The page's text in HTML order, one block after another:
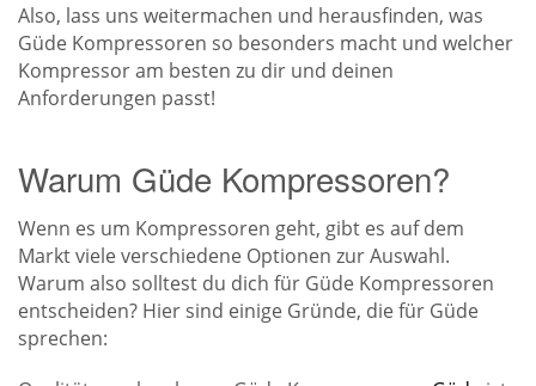
Also, lass uns weitermachen und herausfinden, was
Güde Kompressoren so besonders macht und welcher
Kompressor am besten zu dir und deinen
Anforderungen passt!
Warum Güde Kompressoren?
Wenn es um Kompressoren geht, gibt es auf dem
Markt viele verschiedene Optionen zur Auswahl.
Warum also solltest du dich für Güde Kompressoren
entscheiden? Hier sind einige Gründe, die für Güde
sprechen: